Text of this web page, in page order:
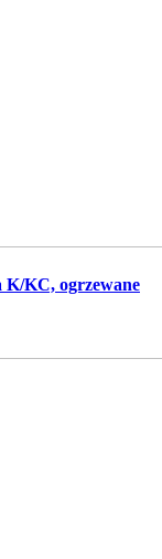
K/KC, ogrzewane